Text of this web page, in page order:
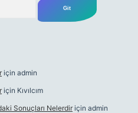
için admin
için Kıvılcım
Sonuçları Nelerdir için admin